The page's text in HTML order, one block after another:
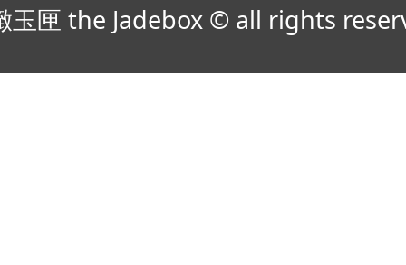
玉匣 the Jadebox © all rights